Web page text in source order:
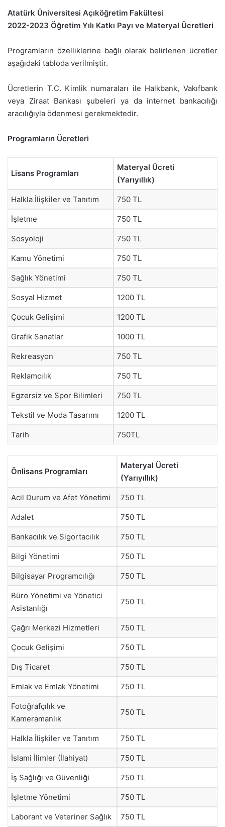
Atatürk Üniversitesi Açıköğretim Fakültesi
2022-2023 Öğretim Yılı Katkı Payı ve Materyal Ücretleri
Programların özelliklerine bağlı olarak belirlenen ücretler
aşağıdaki tabloda verilmiştir.
Ücretlerin T.C. Kimlik numaraları ile Halkbank, Vakıfbank
veya Ziraat Bankası şubeleri ya da internet bankacılığı
aracılığıyla ödenmesi gerekmektedir.
Programların Ücretleri
Lisans Programları
Materyal Ücreti
(Yarıyıllık)
Halkla İlişkiler ve Tanıtım 750 TL
İşletme 750 TL
Sosyoloji 750 TL
Kamu Yönetimi 750 TL
Sağlık Yönetimi 750 TL
Sosyal Hizmet 1200 TL
Çocuk Gelişimi 1200 TL
Grafik Sanatlar 1000 TL
Rekreasyon 750 TL
Reklamcılık 750 TL
Egzersiz ve Spor Bilimleri 750 TL
Tekstil ve Moda Tasarımı 1200 TL
Tarih 750TL
Önlisans Programları
Materyal Ücreti
(Yarıyıllık)
Acil Durum ve Afet Yönetimi 750 TL
Adalet 750 TL
Bankacılık ve Sigortacılık 750 TL
Bilgi Yönetimi 750 TL
Bilgisayar Programcılığı 750 TL
Büro Yönetimi ve Yönetici
Asistanlığı
750 TL
Çağrı Merkezi Hizmetleri 750 TL
Çocuk Gelişimi 750 TL
Dış Ticaret 750 TL
Emlak ve Emlak Yönetimi 750 TL
Fotoğrafçılık ve
Kameramanlık
750 TL
Halkla İlişkiler ve Tanıtım 750 TL
İslami İlimler (İlahiyat) 750 TL
İş Sağlığı ve Güvenliği 750 TL
İşletme Yönetimi 750 TL
Laborant ve Veteriner Sağlık 750 TL